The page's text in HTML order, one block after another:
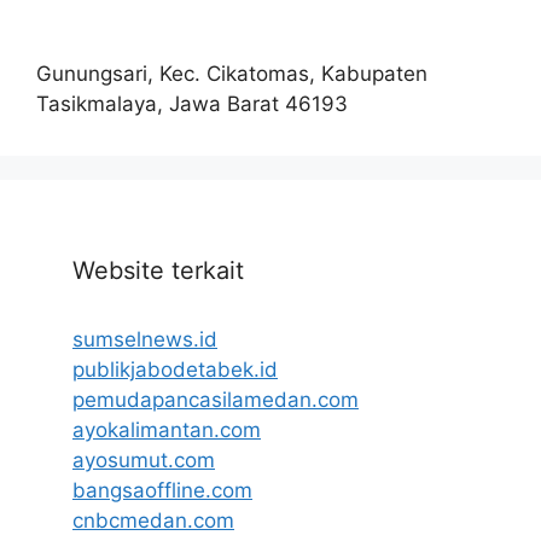
Gunungsari, Kec. Cikatomas, Kabupaten
Tasikmalaya, Jawa Barat 46193
Website terkait
sumselnews.id
publikjabodetabek.id
pemudapancasilamedan.com
ayokalimantan.com
ayosumut.com
bangsaoffline.com
cnbcmedan.com